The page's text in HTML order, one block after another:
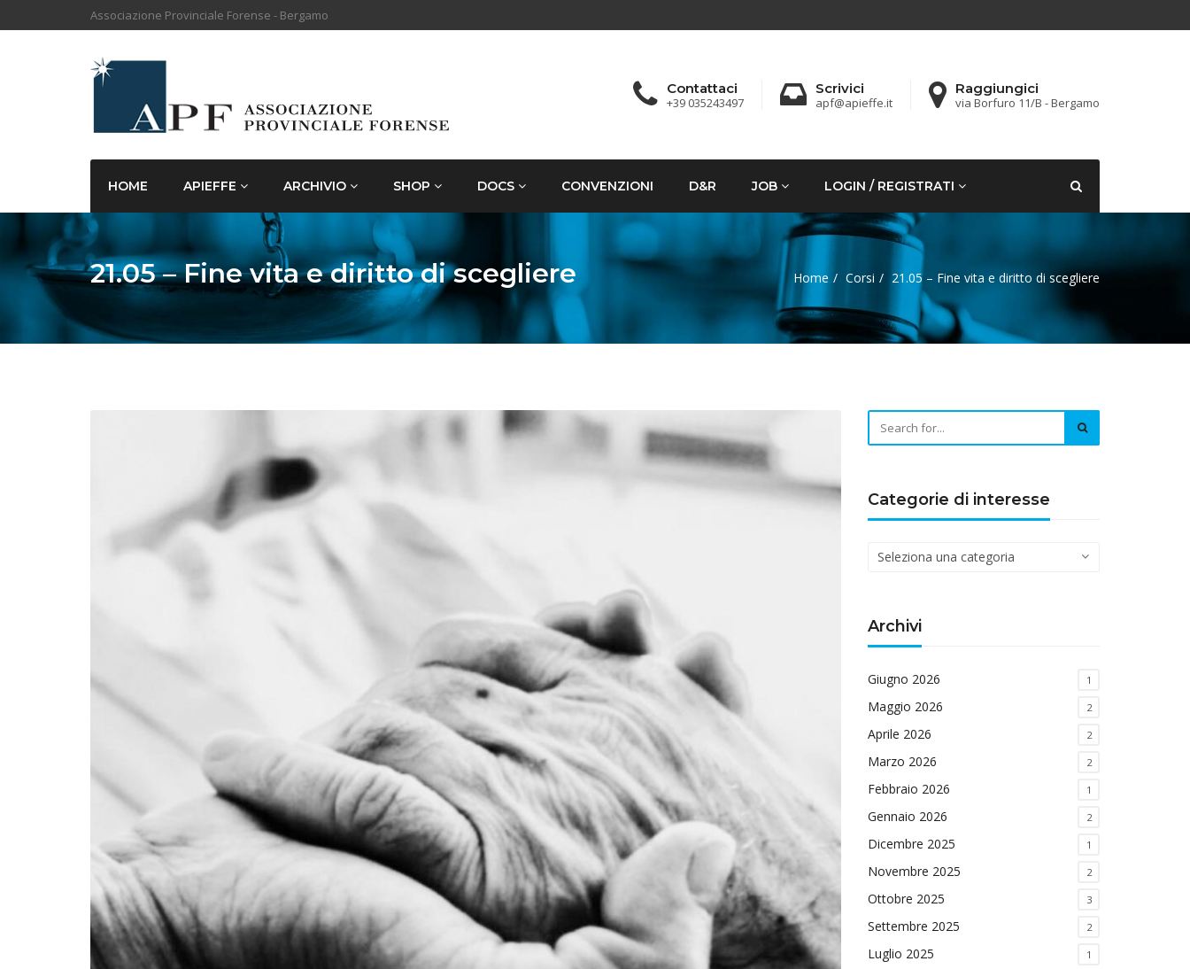
Associazione Provinciale Forense - Bergamo
Contattaci
+39 035243497
Scrivici
apf@apieffe.it
Raggiungici
via Borfuro 11/B - Bergamo
HOME APIEFFE ARCHIVIO SHOP DOCS CONVENZIONI D&R JOB LOGIN / REGISTRATI
21.05 – Fine vita e diritto di scegliere Home Corsi 21.05 – Fine vita e diritto di scegliere
Categorie di interesse
Categorie
Archivi
Giugno 2026 1
Maggio 2026 2
Aprile 2026 2
Marzo 2026 2
Febbraio 2026 1
Gennaio 2026 2
Dicembre 2025 1
Novembre 2025 2
Ottobre 2025 3
Settembre 2025 2
Luglio 2025 1